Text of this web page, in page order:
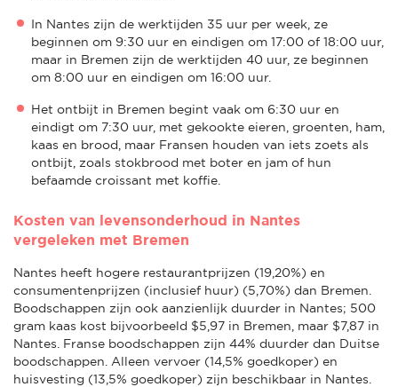
In Nantes zijn de werktijden 35 uur per week, ze
beginnen om 9:30 uur en eindigen om 17:00 of 18:00 uur,
maar in Bremen zijn de werktijden 40 uur, ze beginnen
om 8:00 uur en eindigen om 16:00 uur.
Het ontbijt in Bremen begint vaak om 6:30 uur en
eindigt om 7:30 uur, met gekookte eieren, groenten, ham,
kaas en brood, maar Fransen houden van iets zoets als
ontbijt, zoals stokbrood met boter en jam of hun
befaamde croissant met koffie.
Kosten van levensonderhoud in Nantes
vergeleken met Bremen
Nantes heeft hogere restaurantprijzen (19,20%) en
consumentenprijzen (inclusief huur) (5,70%) dan Bremen.
Boodschappen zijn ook aanzienlijk duurder in Nantes; 500
gram kaas kost bijvoorbeeld $5,97 in Bremen, maar $7,87 in
Nantes. Franse boodschappen zijn 44% duurder dan Duitse
boodschappen. Alleen vervoer (14,5% goedkoper) en
huisvesting (13,5% goedkoper) zijn beschikbaar in Nantes.